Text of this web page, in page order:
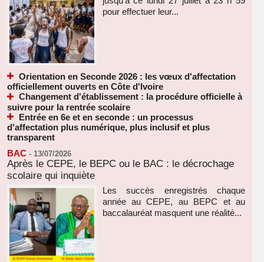
pour effectuer leur...
Orientation en Seconde 2026 : les vœux d'affectation
officiellement ouverts en Côte d'Ivoire
Changement d'établissement : la procédure officielle à
suivre pour la rentrée scolaire
Entrée en 6e et en seconde : un processus
d'affectation plus numérique, plus inclusif et plus
transparent
BAC - 13/07/2026
Après le CEPE, le BEPC ou le BAC : le décrochage
scolaire qui inquiète
Les succès enregistrés chaque
année au CEPE, au BEPC et au
baccalauréat masquent une réalité...